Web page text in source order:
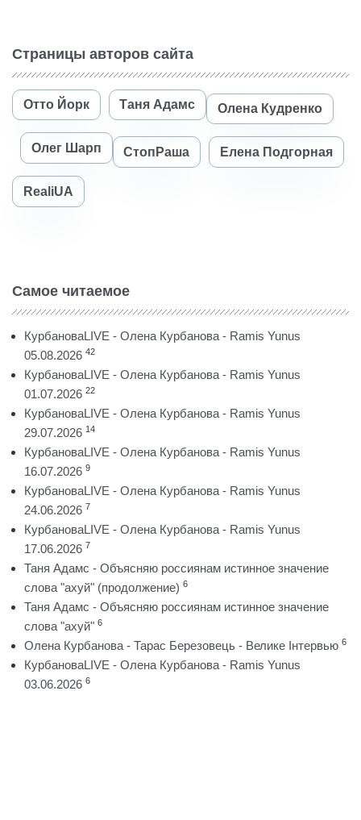
Страницы авторов сайта
Отто Йорк Таня Адамс Олена Кудренко
Олег Шарп СтопРаша Елена Подгорная
RealiUA
Самое читаемое
КурбановаLIVE - Олена Курбанова - Ramis Yunus
05.08.2026 42
КурбановаLIVE - Олена Курбанова - Ramis Yunus
01.07.2026 22
КурбановаLIVE - Олена Курбанова - Ramis Yunus
29.07.2026 14
КурбановаLIVE - Олена Курбанова - Ramis Yunus
16.07.2026 9
КурбановаLIVE - Олена Курбанова - Ramis Yunus
24.06.2026 7
КурбановаLIVE - Олена Курбанова - Ramis Yunus
17.06.2026 7
Таня Адамс - Объясняю россиянам истинное значение
слова "ахуй" (продолжение) 6
Таня Адамс - Объясняю россиянам истинное значение
слова "ахуй" 6
Олена Курбанова - Тарас Березовець - Велике Інтервью 6
КурбановаLIVE - Олена Курбанова - Ramis Yunus
03.06.2026 6